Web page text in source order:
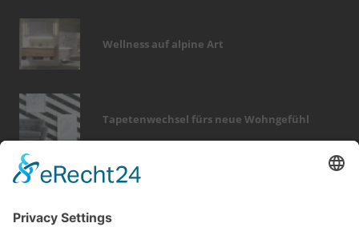
Wellness auf alpine Art
Tapetenwechsel fürs neue Wohngefühl